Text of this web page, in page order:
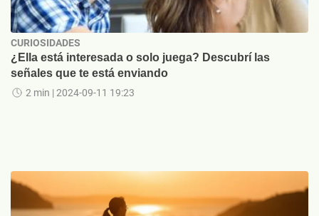
CURIOSIDADES
¿Ella está interesada o solo juega? Descubrí las
señales que te está enviando
2 min | 2024-09-11 19:23